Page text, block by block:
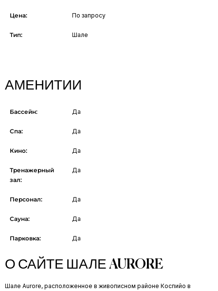
Цена: По запросу
Тип: Шале
АМЕНИТИИ
Бассейн: Да
Спа: Да
Кино: Да
Тренажерный
зал:
Да
Персонал: Да
Сауна: Да
Парковка: Да
О САЙТЕ ШАЛЕ AURORE
Шале Aurore, расположенное в живописном районе Коспийо в